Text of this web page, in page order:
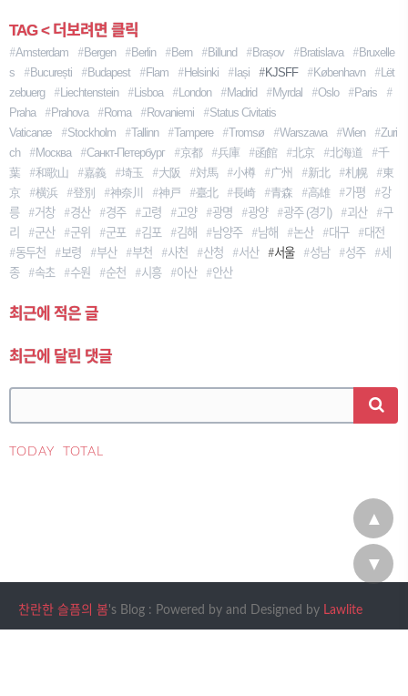
TAG < 더보려면 클릭
Amsterdam Bergen Berlin Bern Billund Brașov Bratislava
Bruxelle
S
București Budapest Flam Helsinki Iași KJSFF København
Lët
Zebuerg
Liechtenstein Lisboa London Madrid Myrdal Oslo
Paris
Praha
Prahova Roma Rovaniemi
Status Civitatis
Vaticanæ
Stockholm Tallinn Tampere Tromsø Warszawa Wien
Zuri
Ch
Москва Санкт-Петербург 京都 兵庫 函館 北京 北海道
千
葉
和歌山 嘉義 埼玉 大阪 対馬 小樽 广州 新北 札幌
東
京
横浜 登別 神奈川 神戸 臺北 長崎 青森 高雄 가평
강
릉
거창 경산 경주 고령 고양 광명 광양 광주 (경기) 괴산
구
리
군산 군위 군포 김포 김해 남양주 남해 논산 대구
대전
동두천
보령 부산 부천 사천 산청 서산 서울 성남 성주
세
종
속초 수원 순천 시흥 아산 안산
최근에 적은 글
최근에 달린 댓글
TODAY TOTAL
찬란한 슬픔의 봄's Blog : Powered by and Designed by Lawlite
▲
▼